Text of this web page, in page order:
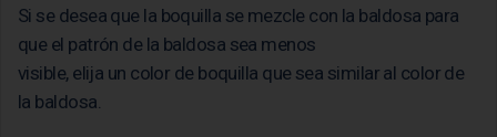
Si se desea que la boquilla se mezcle con la baldosa para
que el patrón de la baldosa sea menos
visible, elija un color de boquilla que sea similar al color de
la baldosa.